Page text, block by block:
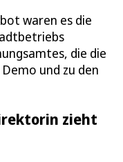
waren es die
die die
und zu den
zieht